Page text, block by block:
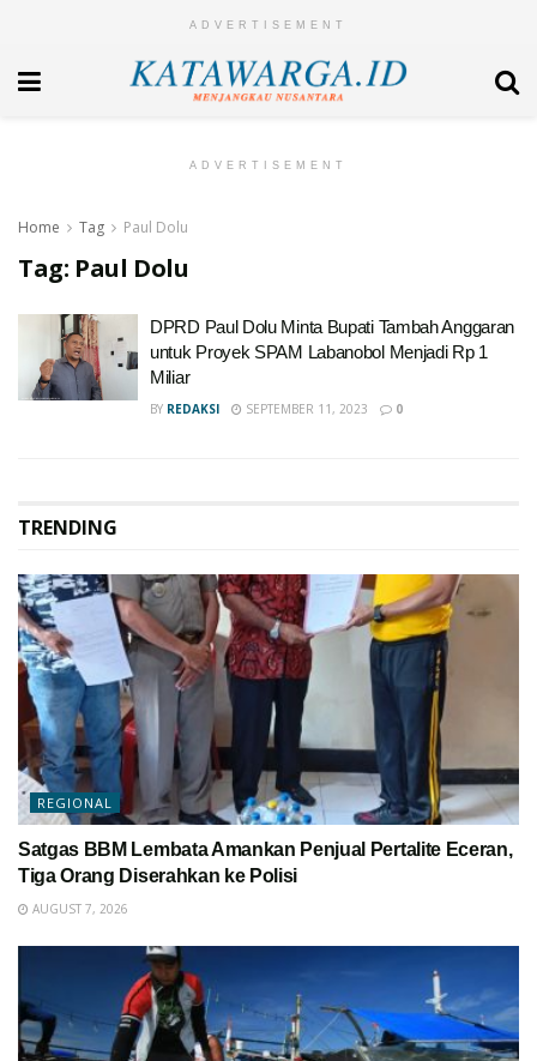
ADVERTISEMENT
ADVERTISEMENT
Home Tag Paul Dolu
Tag: Paul Dolu
DPRD Paul Dolu Minta Bupati Tambah Anggaran
untuk Proyek SPAM Labanobol Menjadi Rp 1
Miliar
BY REDAKSI SEPTEMBER 11, 2023 0
TRENDING
REGIONAL
Satgas BBM Lembata Amankan Penjual Pertalite Eceran,
Tiga Orang Diserahkan ke Polisi
AUGUST 7, 2026